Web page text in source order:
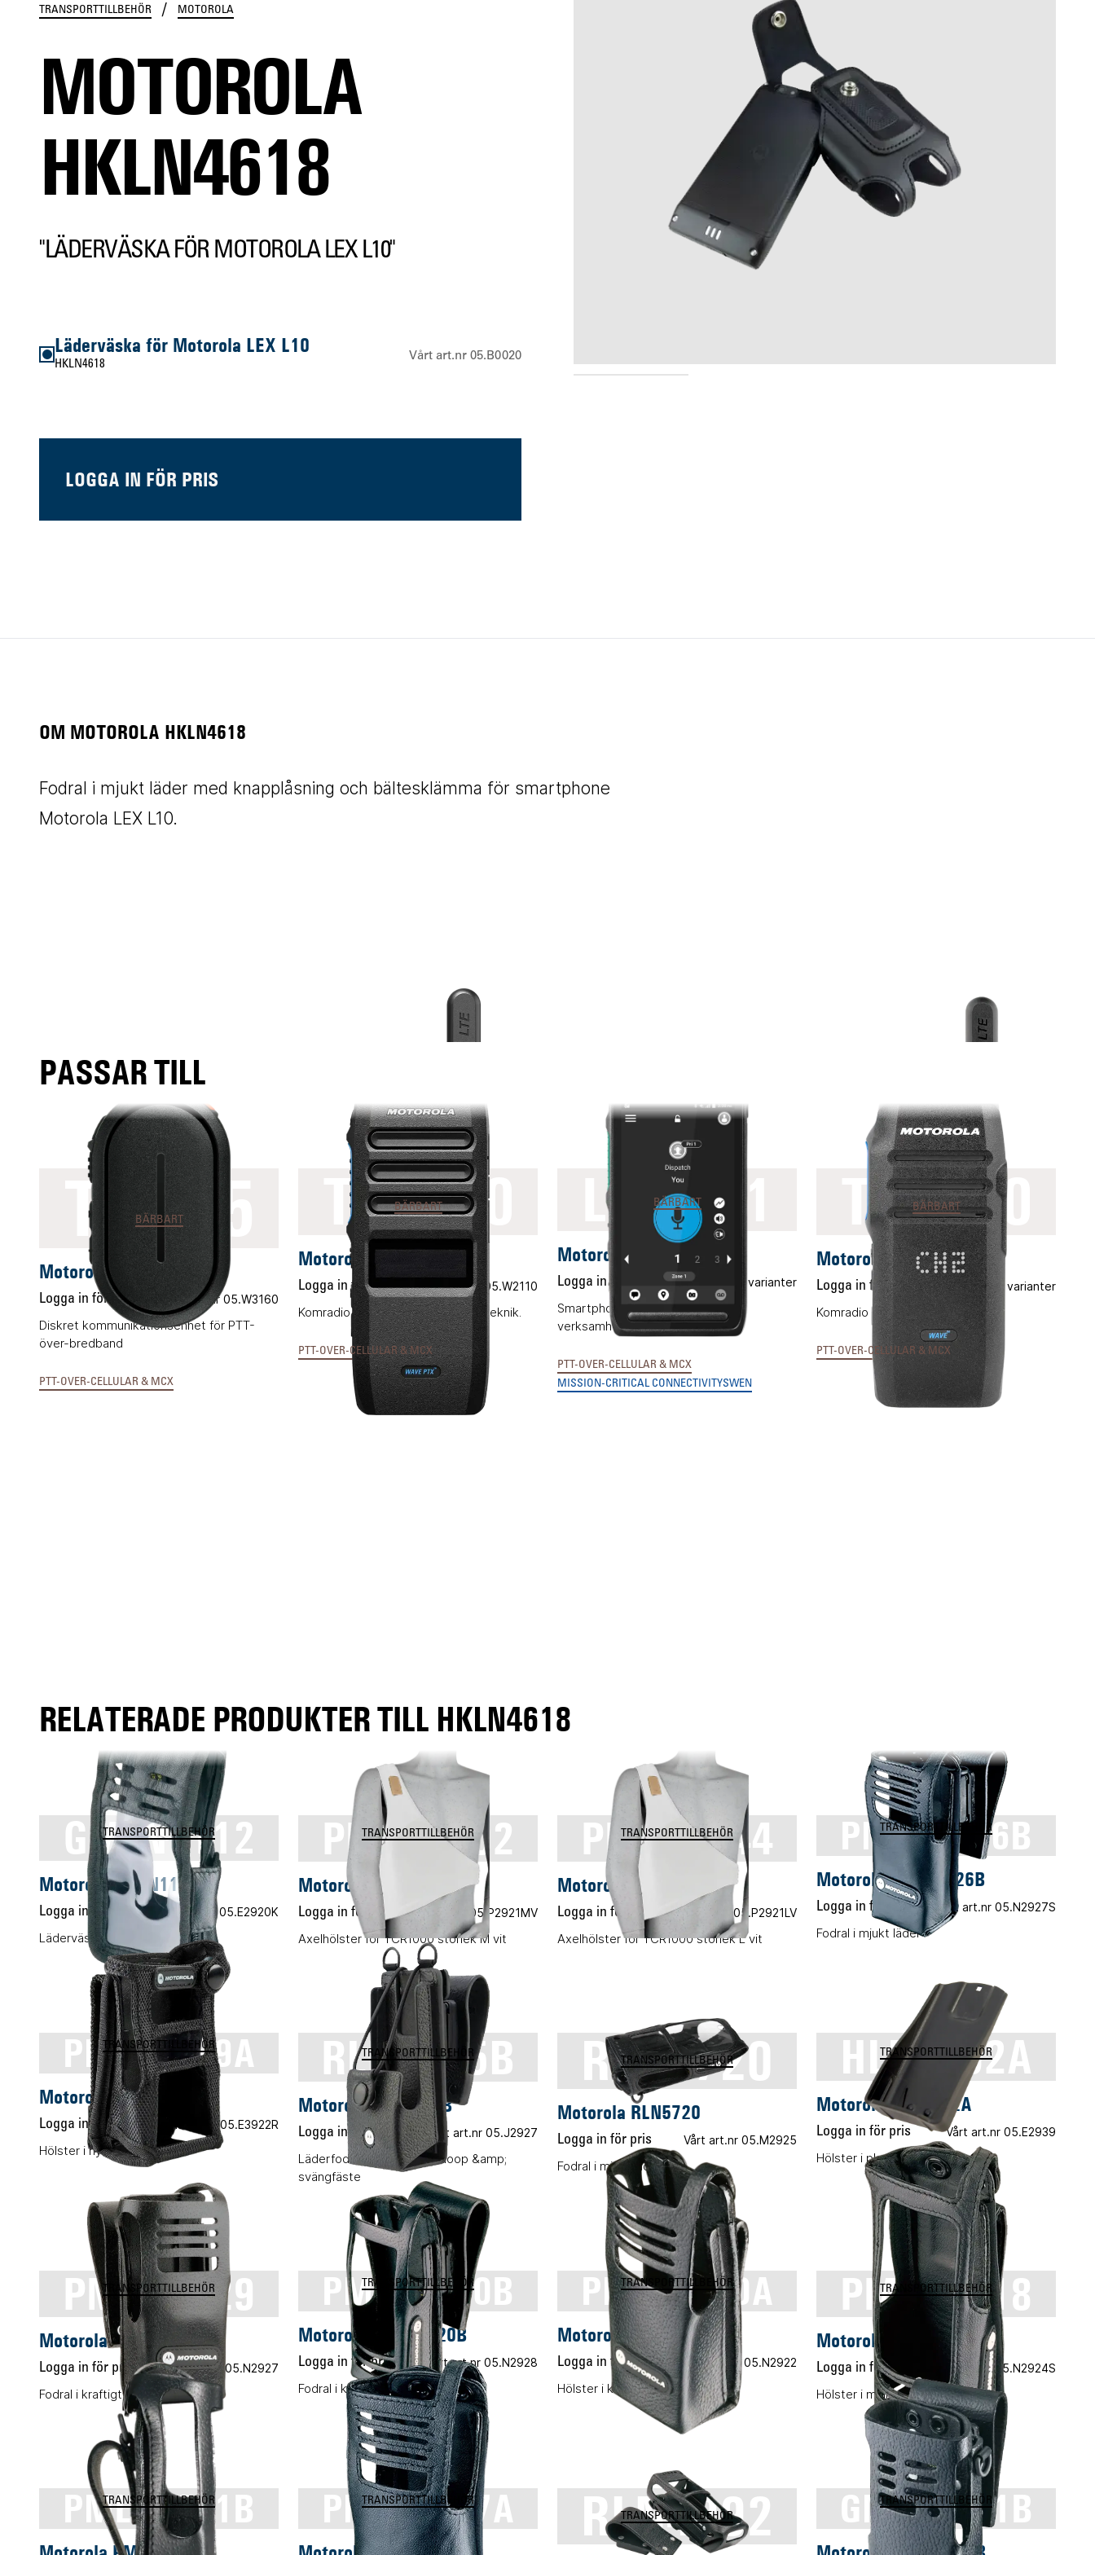
TRANSPORTTILLBEHÖR / MOTOROLA
MOTOROLA
HKLN4618
"LÄDERVÄSKA FÖR MOTOROLA LEX L10"
Läderväska för Motorola LEX L10
HKLN4618
Vårt art.nr 05.B0020
LOGGA IN FÖR PRIS
OM MOTOROLA HKLN4618
Fodral i mjukt läder med knapplåsning och bältesklämma för smartphone
Motorola LEX L10.
PASSAR TILL
TLK25
BÄRBART
Motorola TLK25
Logga in för pris Vårt art.nr 05.W3160
Diskret kommunikationsenhet för PTT-
över-bredband
PTT-OVER-CELLULAR & MCX
TLK110
BÄRBART
Motorola TLK110
Logga in för pris Vårt art.nr 05.W2110
Komradio för 4G och Wifi med AI-teknik.
PTT-OVER-CELLULAR & MCX
LEX L11
BÄRBART
Motorola LEX L11
Logga in för pris Flera varianter
Smartphone med PTT-reglage för
verksamhetskritiska behov.
PTT-OVER-CELLULAR & MCX
MISSION-CRITICAL CONNECTIVITYSWEN
TLK100
BÄRBART
Motorola TLK100
Logga in för pris Flera varianter
Komradio för 3G, 4G och Wifi.
PTT-OVER-CELLULAR & MCX
RELATERADE PRODUKTER TILL HKLN4618
GMLN1112
TRANSPORTTILLBEHÖR
Motorola GMLN1112
Logga in för pris Vårt art.nr 05.E2920K
Läderväska soft ATEX belt loop
PMLN5302
TRANSPORTTILLBEHÖR
Motorola PMLN5302
Logga in för pris Vårt art.nr 05.P2921MV
Axelhölster för TCR1000 storlek M vit
PMLN5244
TRANSPORTTILLBEHÖR
Motorola PMLN5244
Logga in för pris Vårt art.nr 05.P2921LV
Axelhölster för TCR1000 storlek L vit
PMLN5026B
TRANSPORTTILLBEHÖR
Motorola PMLN5026B
Logga in för pris Vårt art.nr 05.N2927S
Fodral i mjukt läder
PMLN5089A
TRANSPORTTILLBEHÖR
Motorola PMLN5089A
Logga in för pris Vårt art.nr 05.E3922R
Hölster i nylon
RLN5385B
TRANSPORTTILLBEHÖR
Motorola RLN5385B
Logga in för pris Vårt art.nr 05.J2927
Läderfodral med 3" bältesloop &amp;
svängfäste
RLN5720
TRANSPORTTILLBEHÖR
Motorola RLN5720
Logga in för pris Vårt art.nr 05.M2925
Fodral i mjukt läder
HLN9952A
TRANSPORTTILLBEHÖR
Motorola HLN9952A
Logga in för pris Vårt art.nr 05.E2939
Hölster i plast
PMLN5029
TRANSPORTTILLBEHÖR
Motorola PMLN5029
Logga in för pris Vårt art.nr 05.N2927
Fodral i kraftigt läder
PMLN5020B
TRANSPORTTILLBEHÖR
Motorola PMLN5020B
Logga in för pris Vårt art.nr 05.N2928
Fodral i kraftigt läder
PMLN5030A
TRANSPORTTILLBEHÖR
Motorola PMLN5030A
Logga in för pris Vårt art.nr 05.N2922
Hölster i kraftigt läder
PMLN5018
TRANSPORTTILLBEHÖR
Motorola PMLN5018
Logga in för pris Vårt art.nr 05.N2924S
Hölster i mjukt läder
PMLN5021B
TRANSPORTTILLBEHÖR PMLN5027A
TRANSPORTTILLBEHÖR RLN4892
TRANSPORTTILLBEHÖR GMLN1111B
TRANSPORTTILLBEHÖR